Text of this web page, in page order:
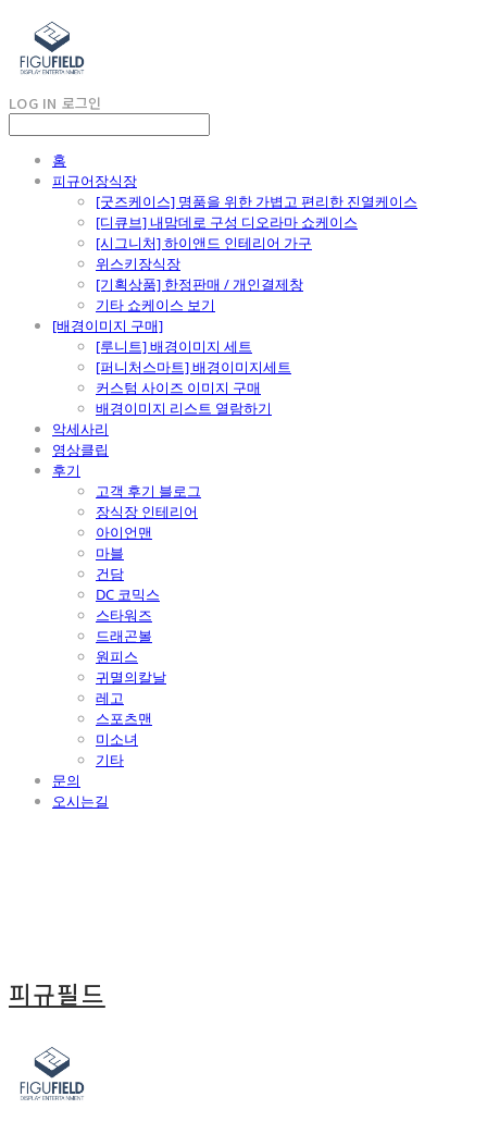
LOG IN 로그인
홈
피규어장식장
[굿즈케이스] 명품을 위한 가볍고 편리한 진열케이스
[디큐브] 내맘데로 구성 디오라마 쇼케이스
[시그니처] 하이앤드 인테리어 가구
위스키장식장
[기획상품] 한정판매 / 개인결제창
기타 쇼케이스 보기
[배경이미지 구매]
[루니트] 배경이미지 세트
[퍼니처스마트] 배경이미지세트
커스텀 사이즈 이미지 구매
배경이미지 리스트 열람하기
악세사리
영상클립
후기
고객 후기 블로그
장식장 인테리어
아이언맨
마블
건담
DC 코믹스
스타워즈
드래곤볼
원피스
귀멸의칼날
레고
스포츠맨
미소녀
기타
문의
오시는길
피규필드